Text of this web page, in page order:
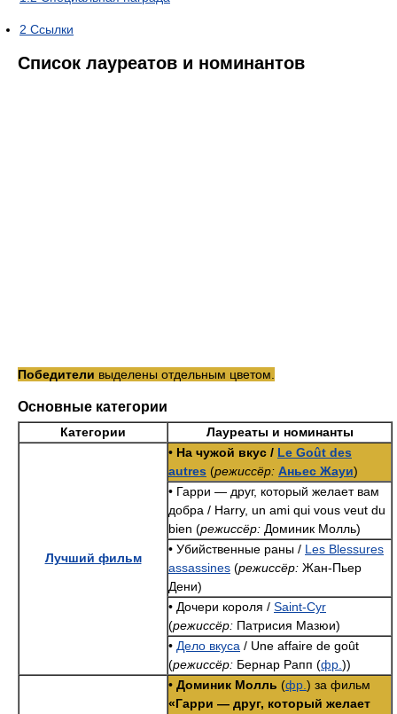
2 Ссылки
Список лауреатов и номинантов
Победители выделены отдельным цветом.
Основные категории
Категории Лауреаты и номинанты
Лучший фильм
• На чужой вкус / Le Goût des
autres (режиссёр: Аньес Жауи)
• Гарри — друг, который желает вам
добра / Harry, un ami qui vous veut du
bien (режиссёр: Доминик Молль)
• Убийственные раны / Les Blessures
assassines (режиссёр: Жан-Пьер
Дени)
• Дочери короля / Saint-Cyr
(режиссёр: Патрисия Мазюи)
• Дело вкуса / Une affaire de goût
(режиссёр: Бернар Рапп (фр. ))
• Доминик Молль (фр. ) за фильм
«Гарри — друг, который желает